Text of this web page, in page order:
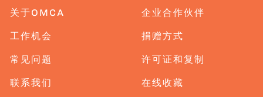
关于OMCA
工作机会
常见问题
联系我们
企业合作伙伴
捐赠方式
许可证和复制
在线收藏